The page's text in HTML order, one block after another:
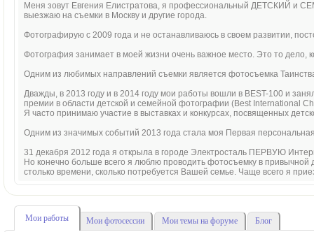
Меня зовут Евгения Елистратова, я профессиональный ДЕТСКИЙ и
выезжаю на съемки в Москву и другие города.
Фотографирую с 2009 года и не останавливаюсь в своем развитии,
Фотография занимает в моей жизни очень важное место. Это то дело,
Одним из любимых направлений съемки является фотосъемка
Дважды, в 2013 году и в 2014 году мои работы вошли в BEST-100 и
премии в области детской и семейной фотографии (Best International
Я часто принимаю участие в выставках и конкурсах, посвященных
Одним из значимых событий 2013 года стала моя Первая
31 декабря 2012 года я открыла в городе Электросталь ПЕРВУЮ
Но конечно больше всего я люблю проводить фотосъемку в
столько времени, сколько потребуется Вашей семье. Чаще всего я
Мои работы Мои фотосессии Мои темы на форуме Блог